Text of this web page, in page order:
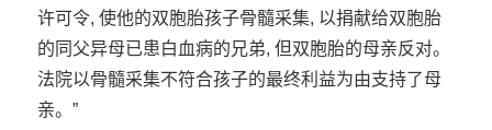
许可令, 使他的双胞胎孩子骨髓采集, 以捐献给双胞胎
的同父异母已患白血病的兄弟, 但双胞胎的母亲反对。
法院以骨髓采集不符合孩子的最终利益为由支持了母
亲。”